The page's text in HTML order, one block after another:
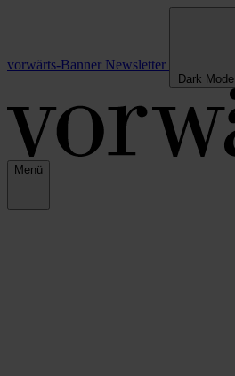
vorwärts-Banner Newsletter
Dark Mode
Menü